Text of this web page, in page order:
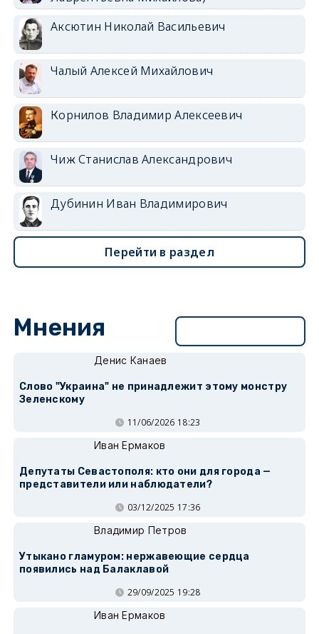
Аксютин Николай Васильевич
Чалый Алексей Михайлович
Корнилов Владимир Алексеевич
Чиж Станислав Александрович
Дубинин Иван Владимирович
Перейти в раздел
Мнения
Денис Канаев
Слово "Украина" не принадлежит этому монстру
Зеленскому
11/06/2026 18:23
Иван Ермаков
Депутаты Севастополя: кто они для города —
представители или наблюдатели?
03/12/2025 17:36
Владимир Петров
Утыкано гламуром: нержавеющие сердца
появились над Балаклавой
29/09/2025 19:28
Иван Ермаков